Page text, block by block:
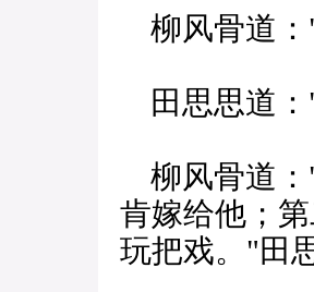
柳风骨道：
田思思道：
柳风骨道：
肯嫁给他；
玩把戏。"田